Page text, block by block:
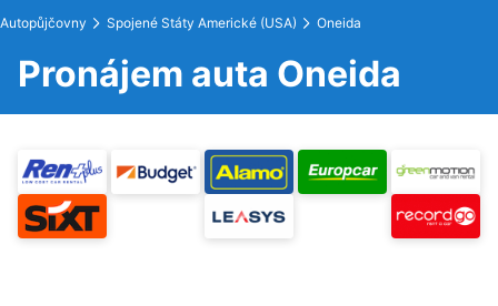
Autopůjčovny Spojené Státy Americké (USA) Oneida
Pronájem auta Oneida